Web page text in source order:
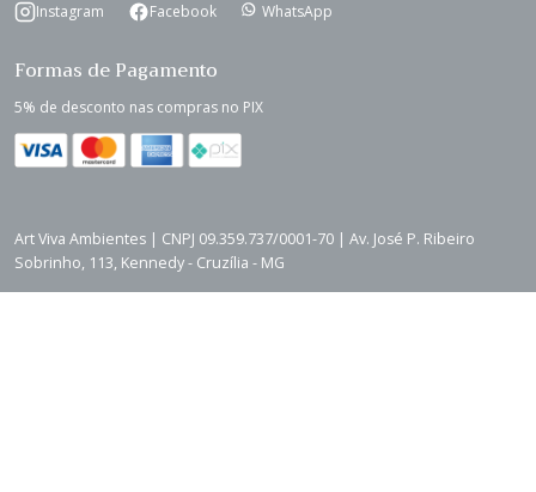
Instagram Facebook WhatsApp
Formas de Pagamento
5% de desconto nas compras no PIX
Art Viva Ambientes | CNPJ 09.359.737/0001-70 | Av. José P. Ribeiro
Sobrinho, 113, Kennedy - Cruzília - MG